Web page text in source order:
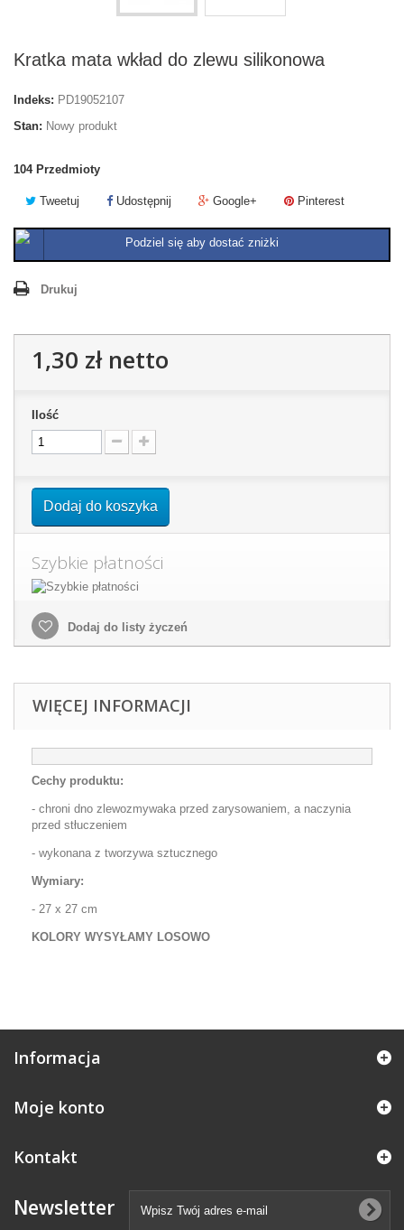
Kratka mata wkład do zlewu silikonowa
Indeks: PD19052107
Stan: Nowy produkt
104 Przedmioty
Tweetuj Udostępnij Google+ Pinterest
Podziel się aby dostać zniżki
Drukuj
1,30 złnetto
Ilość
Dodaj do koszyka
Szybkie płatności
Dodaj do listy życzeń
WIĘCEJ INFORMACJI
Cechy produktu:
- chroni dno zlewozmywaka przed zarysowaniem, a naczynia
przed stłuczeniem
- wykonana z tworzywa sztucznego
Wymiary:
- 27 x 27 cm
KOLORY WYSYŁAMY LOSOWO
Informacja
Moje konto
Kontakt
Newsletter